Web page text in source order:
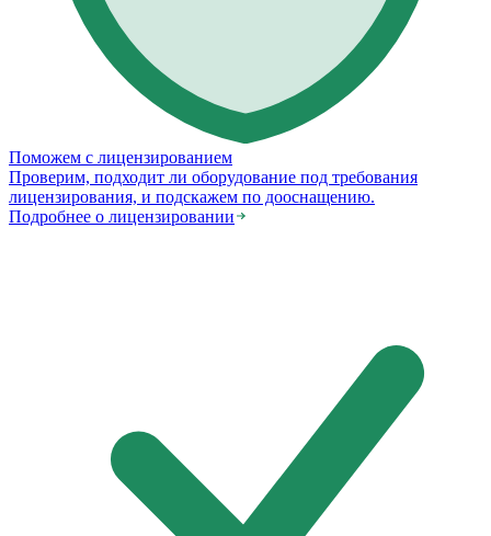
Поможем с лицензированием
Проверим, подходит ли оборудование под требования
лицензирования, и подскажем по дооснащению.
Подробнее о лицензировании